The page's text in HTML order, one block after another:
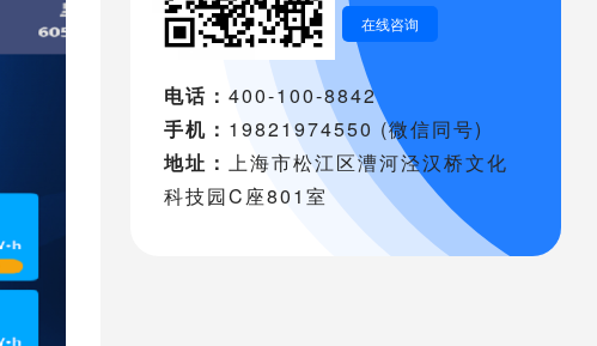
在线咨询
电话：400-100-8842
手机： 19821974550 (微信同号)
地址：上海市松江区漕河泾汉桥文化
科技园C座801室